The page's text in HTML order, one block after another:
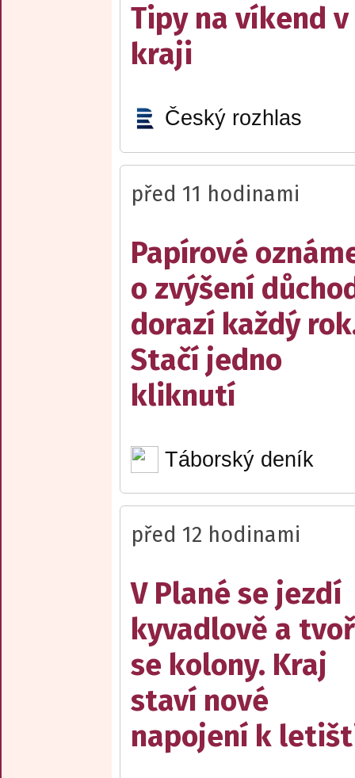
Tipy na víkend
kraji
Český rozhlas
před 11 hodinami
Papírové
o zvýšení
dorazí každý
Stačí jedno
kliknutí
Táborský deník
před 12 hodinami
V Plané se jezdí
kyvadlově a
se kolony. Kraj
staví nové
napojení k